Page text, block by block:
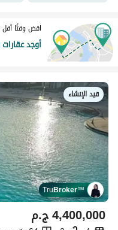
اقض وقتًا أقل
أوجد
قيد الإنشاء
TruBroker™
ج.م4,400,000